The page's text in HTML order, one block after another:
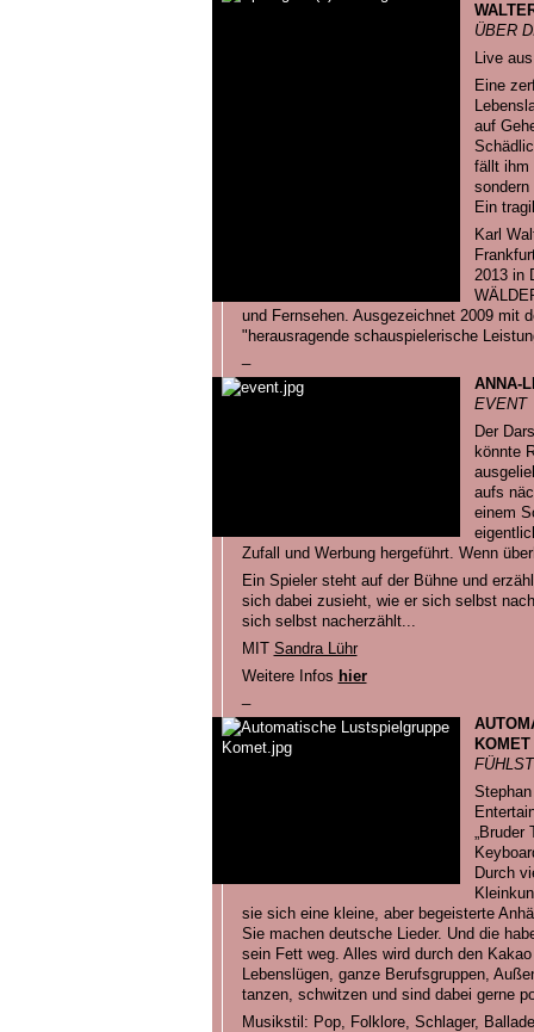
ÜBER
Live
Eine
auf
fällt ihm
Ein
Karl
2013 in
und Fernsehen. Ausgezeichnet 2009 mit
"herausragende schauspielerische
ANNA-
EVENT
Der
könnte
aufs
einem
Zufall und Werbung hergeführt. Wenn
Ein Spieler steht auf der Bühne und
sich dabei zusieht, wie er sich selbst
sich selbst nacherzählt...
MIT Sandra Lühr
Weitere Infos hier
KOMET
„Bruder
Durch
sie sich eine kleine, aber begeisterte
Sie machen deutsche Lieder. Und die
sein Fett weg. Alles wird durch den
Lebenslügen, ganze Berufsgruppen,
tanzen, schwitzen und sind dabei gerne
Musikstil: Pop, Folklore, Schlager,